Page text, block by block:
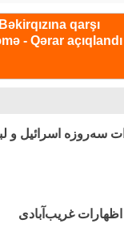
سه‌روزه اسرائیل و
غریب‌آبادی